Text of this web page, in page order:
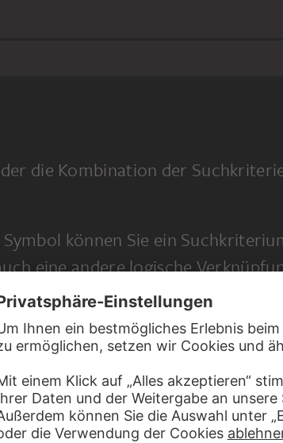
die Kombination der
Symbol können Sie ein
eine andere logische
Sie eine ganz neue Suche.